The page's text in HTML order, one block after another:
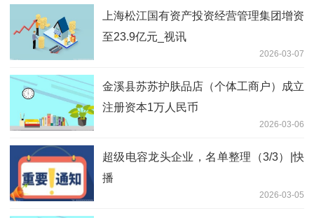
上海松江国有资产投资经营管理集团增资
至23.9亿元_视讯
2026-03-07
金溪县苏苏护肤品店（个体工商户）成立
注册资本1万人民币
2026-03-06
超级电容龙头企业，名单整理（3/3）|快
播
2026-03-05